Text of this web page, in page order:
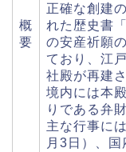
概
要
正確な創建
れた歴史書
の安産祈願
ており、江
社殿が再建さ
境内には本
りである弁
主な行事に
月3日）、